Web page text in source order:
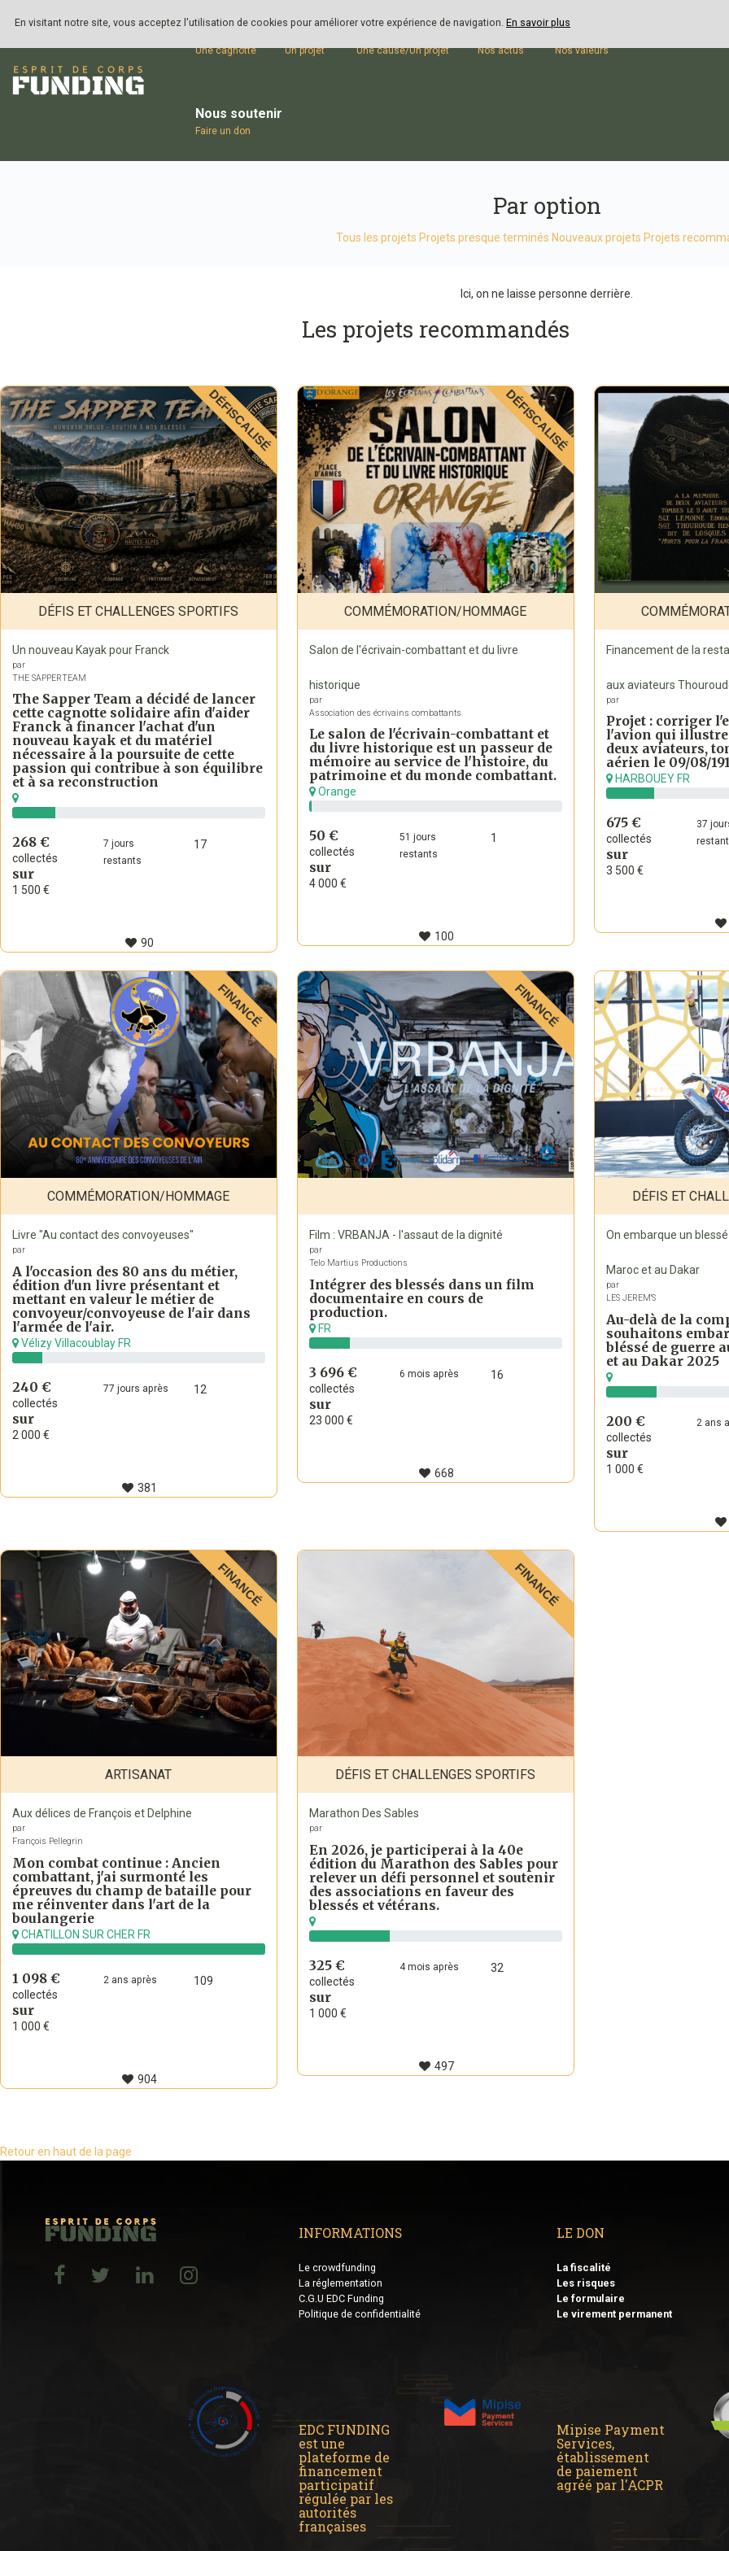
En visitant notre site, vous acceptez l'utilisation de cookies pour améliorer votre expérience de navigation. En savoir plus
Une cagnotte
Lancer
Un projet
Soutenir
Une cause/Un projet Nos actus
Présentation
Nos valeurs
Nous soutenir
Faire un don
Par option
Tous les projets Projets presque terminés Nouveaux projets Projets
Ici, on ne laisse personne derrière.
Les projets recommandés
DÉFISCALISÉ
DÉFIS ET CHALLENGES SPORTIFS
Un nouveau Kayak pour Franck
par
THE SAPPERTEAM
The Sapper Team a décidé de lancer
cette cagnotte solidaire afin d'aider
Franck à financer l'achat d'un
nouveau kayak et du matériel
nécessaire à la poursuite de cette
passion qui contribue à son équilibre
et à sa reconstruction
268 €
collectés
sur
1 500 €
7 jours
restants
17
90
DÉFISCALISÉ
COMMÉMORATION/HOMMAGE
Salon de l'écrivain-combattant et du livre
historique
par
Association des écrivains combattants
Le salon de l'écrivain-combattant et
du livre historique est un passeur de
mémoire au service de l'histoire, du
patrimoine et du monde combattant.
Orange
50 €
collectés
sur
4 000 €
51 jours
restants
1
100
Financement de la
aux aviateurs
par
Projet : corriger
l'avion qui illustre
deux aviateurs,
aérien le 09/08/
HARBOUEY FR
675 €
collectés
sur
3 500 €
37
FINANCÉ
COMMÉMORATION/HOMMAGE
Livre "Au contact des convoyeuses"
par
A l'occasion des 80 ans du métier,
édition d'un livre présentant et
mettant en valeur le métier de
convoyeur/convoyeuse de l'air dans
l'armée de l'air.
Vélizy Villacoublay FR
240 €
collectés
sur
2 000 €
77 jours après 12
381
FINANCÉ
Film : VRBANJA - l'assaut de la dignité
par
Telo Martius Productions
Intégrer des blessés dans un film
documentaire en cours de
production.
FR
3 696 €
collectés
sur
23 000 €
6 mois après 16
668
DÉFIS ET
On embarque un
Maroc et au Dakar
par
LES JEREM'S
Au-delà de la
souhaitons
bléssé de guerre
et au Dakar 2025
200 €
collectés
sur
1 000 €
2 ans
FINANCÉ
ARTISANAT
Aux délices de François et Delphine
par
François Pellegrin
Mon combat continue : Ancien
combattant, j'ai surmonté les
épreuves du champ de bataille pour
me réinventer dans l'art de la
boulangerie
CHATILLON SUR CHER FR
1 098 €
collectés
sur
1 000 €
2 ans après 109
904
FINANCÉ
DÉFIS ET CHALLENGES SPORTIFS
Marathon Des Sables
par
En 2026, je participerai à la 40e
édition du Marathon des Sables pour
relever un défi personnel et soutenir
des associations en faveur des
blessés et vétérans.
325 €
collectés
sur
1 000 €
4mois après 32
497
Retour en haut de la page
INFORMATIONS
Le crowdfunding
La réglementation
C.G.U EDC Funding
Politique de confidentialité
LE DON
La fiscalité
Les risques
Le formulaire
Le virement permanent
EDC FUNDING
est une
plateforme de
financement
participatif
régulée par les
autorités
françaises
Mipise Payment
Services,
établissement
de paiement
agréé par l'ACPR